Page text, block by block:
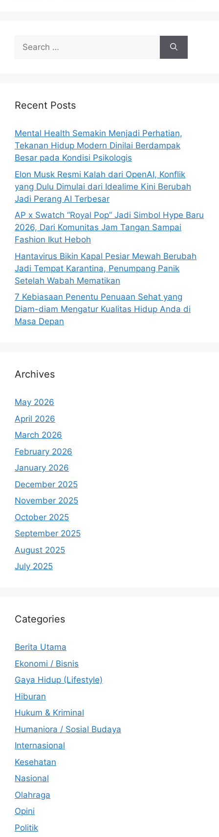
h
r
:
Recent Posts
Mental Health Semakin Menjadi Perhatian,
Tekanan Hidup Modern Dinilai Berdampak
Besar pada Kondisi Psikologis
Elon Musk Resmi Kalah dari OpenAI, Konflik
yang Dulu Dimulai dari Idealime Kini Berubah
Jadi Perang AI Terbesar
AP x Swatch “Royal Pop” Jadi Simbol Hype Baru
2026, Dari Komunitas Jam Tangan Sampai
Fashion Ikut Heboh
Hantavirus Bikin Kapal Pesiar Mewah Berubah
Jadi Tempat Karantina, Penumpang Panik
Setelah Wabah Mematikan
7 Kebiasaan Penentu Penuaan Sehat yang
Diam-diam Mengatur Kualitas Hidup Anda di
Masa Depan
Archives
May 2026
April 2026
March 2026
February 2026
January 2026
December 2025
November 2025
October 2025
September 2025
August 2025
July 2025
Categories
Berita Utama
Ekonomi / Bisnis
Gaya Hidup (Lifestyle)
Hiburan
Hukum & Kriminal
Humaniora / Sosial Budaya
Internasional
Kesehatan
Nasional
Olahraga
Opini
Politik